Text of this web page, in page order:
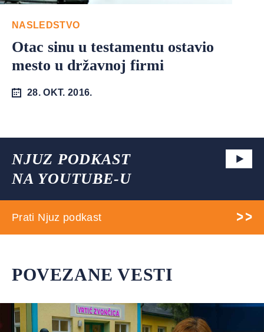
NASLEDSTVO
Otac sinu u testamentu ostavio
mesto u državnoj firmi
28. OKT. 2016.
NJUZ PODKAST
NA YOUTUBE-U
Prati Njuz podkast
POVEZANE VESTI